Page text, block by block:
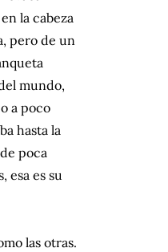
la cabeza
pero de un
mundo,
a poco
hasta la
poca
esa es su
las otras.